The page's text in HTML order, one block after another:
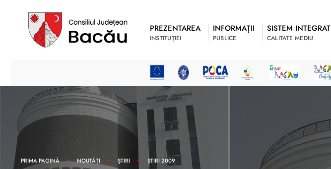
PREZENTAREA
INSTITUȚIEI
INFORMAȚII
PUBLICE
SISTEM INTEGRAT
CALITATE MEDIU
PRIMA PAGINĂ NOUTĂȚI ȘTIRI ȘTIRI 2009